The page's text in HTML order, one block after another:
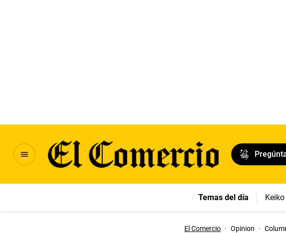
Temas del día
El Comercio · Opinion ·